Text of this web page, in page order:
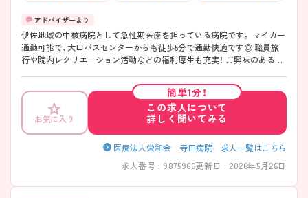
伊佐地域の中核病院として急性期医療を担っている病院です。 マイカー
通勤可能で、大口バスセンターからも徒歩5分で通勤快適です◎ 職員旅
行や院内レクリエーション活動などの福利厚生も充実！ ご興味のある方
お気に入り
簡単1分！
この求人について
詳しく聞いてみる
医療法人栄和会 寺田病院 求人一覧はこちら
求人番号 : 9875966更新日 : 2026年5月26日